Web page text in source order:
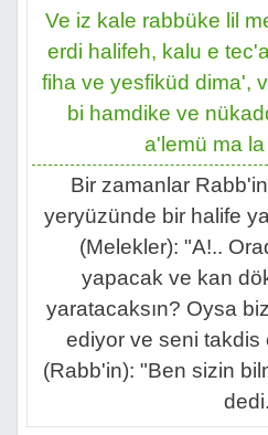
Ve iz kale rabbüke lil
erdi halifeh, kalu e
fiha ve yesfiküd dima',
bi hamdike ve
a'lemü ma
Bir zamanlar
yeryüzünde bir halife
(Melekler): "A!..
yapacak ve kan
yaratacaksın? Oysa
ediyor ve seni takdis
(Rabb'in): "Ben sizin
dedi.